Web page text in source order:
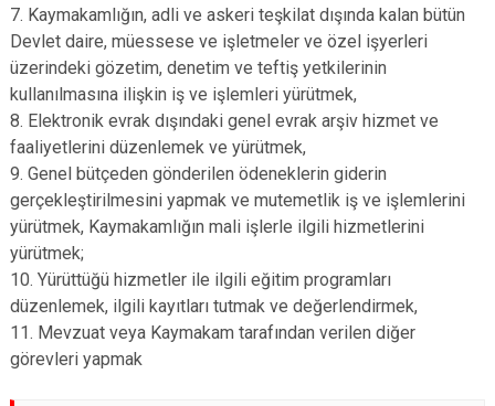
7. Kaymakamlığın, adli ve askeri teşkilat dışında kalan bütün
Devlet daire, müessese ve işletmeler ve özel işyerleri
üzerindeki gözetim, denetim ve teftiş yetkilerinin
kullanılmasına ilişkin iş ve işlemleri yürütmek,
8. Elektronik evrak dışındaki genel evrak arşiv hizmet ve
faaliyetlerini düzenlemek ve yürütmek,
9. Genel bütçeden gönderilen ödeneklerin giderin
gerçekleştirilmesini yapmak ve mutemetlik iş ve işlemlerini
yürütmek, Kaymakamlığın mali işlerle ilgili hizmetlerini
yürütmek;
10. Yürüttüğü hizmetler ile ilgili eğitim programları
düzenlemek, ilgili kayıtları tutmak ve değerlendirmek,
11. Mevzuat veya Kaymakam tarafından verilen diğer
görevleri yapmak